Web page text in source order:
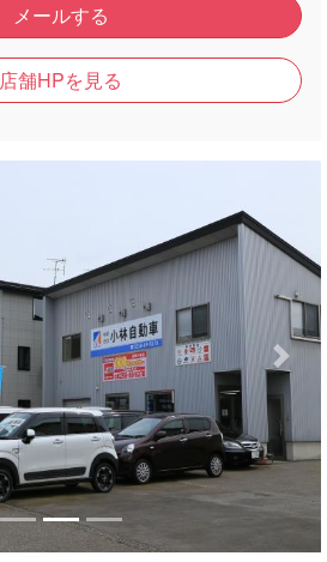
メールする
店舗HPを見る
Next